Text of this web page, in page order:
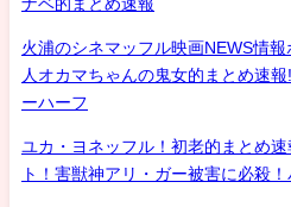
火浦のシネマッフル映画NEWS情
人オカマちゃんの鬼女的まとめ速
ーハーフ
ユカ・ヨネッフル！初老的まとめ
ト！害獣神アリ・ガー被害に必殺